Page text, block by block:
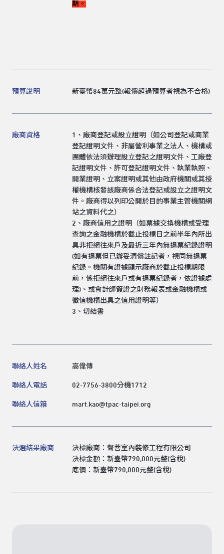
期。
預算說明 新臺幣84萬元整(報價超過預算者視為不合格)
廠商資格
1、廠商登記或設立證明（如公司登記或商業
登記證明文件、非屬營利事業之法人、機構或
團體依法須辦理設立登記之證明文件、工廠登
記證明文件、許可登記證明文件、執業執照、
開業證明、立案證明或其他由政府機關或其授
權機構核發該廠商係合法登記或設立之證明文
件。廠商得以列印公開於目的事業主管機關網
站之資料代之）
2、廠商信用之證明（如票據交換機構或受理
查詢之金融機構於截止投標日之前半年內所出
具非拒絕往來戶及最近三年內無退票紀錄證明
(如有退票但已辦妥清償註記者，視同無退票
紀錄。機關有證據顯示廠商於截止投標期限
前，係拒絕往來戶或有退票紀錄者，依證據處
理)、或會計師簽證之財務報表或金融機構或
徵信機構出具之信用證明等）
3、切結書
聯絡人姓名 高偉傳
聯絡人電話 02-7756-3800分機1712
聯絡人信箱 mart.kao@tpac-taipei.org
決選結果廠商
決標廠商：聲菩室內裝修工程有限公司
決標金額：新臺幣790,000元整(含稅)
底價：新臺幣790,000元整(含稅)